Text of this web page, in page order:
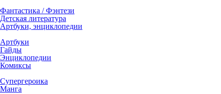
Фантастика / Фэнтези
Детская литература
Артбуки, энциклопедии
Артбуки
Гайды
Энциклопедии
Комиксы
Супергероика
Манга